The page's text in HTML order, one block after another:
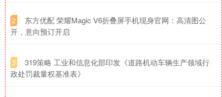
2
​东方优配 荣耀Magic V6折叠屏手机现身官网：高清图公
开，意向预订开启
3
​319策略 工业和信息化部印发《道路机动车辆生产领域行
政处罚裁量权基准表》